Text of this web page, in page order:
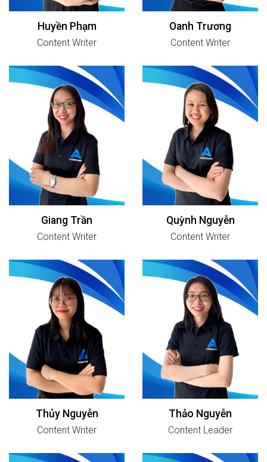
Huyền Phạm
Content Writer
Oanh Trương
Content Writer
Giang Trần
Content Writer
Quỳnh Nguyễn
Content Writer
Thủy Nguyễn
Content Writer
Thảo Nguyễn
Content Leader